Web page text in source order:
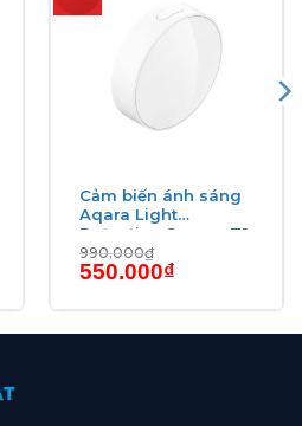
Cảm biến ánh sáng
Aqara Light
Detection Sensor T1
990.000₫
Giá
gốc
990.000₫.
550.000₫Giá
hiện
là:
550.000₫.